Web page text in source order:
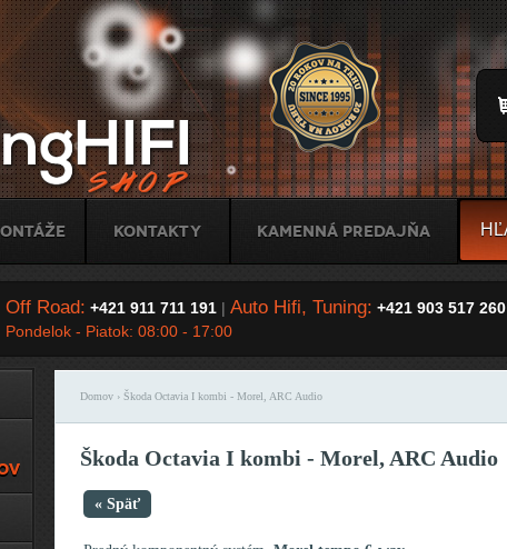
Jump to Navigation
Kontakty Kamenná predajňa
Off Road: +421 911 711 191| Auto Hifi, Tuning: +421 903 517 260
Pondelok - Piatok: 08:00 - 17:00
Domov› Škoda Octavia I kombi - Morel, ARC Audio
Škoda Octavia I kombi - Morel, ARC Audio
« Späť